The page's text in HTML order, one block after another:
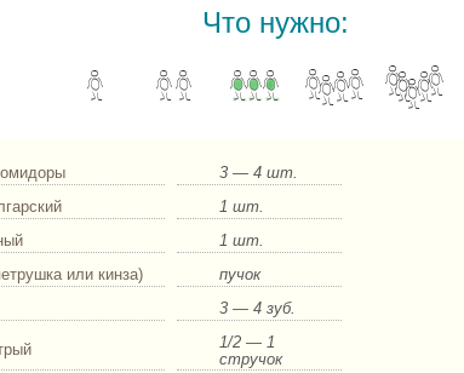
Что нужно:
3 — 4 шт.
1 шт.
1 шт.
или кинза)
пучок
3 — 4 зуб.
1/2 — 1
стручок